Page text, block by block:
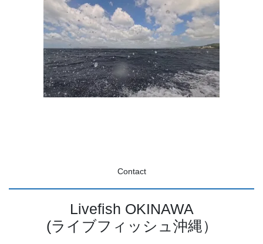
Contact
Livefish OKINAWA
(ライブフィッシュ沖縄）